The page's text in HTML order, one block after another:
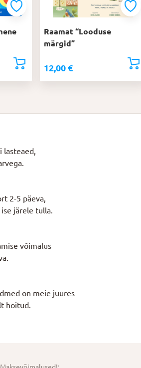
Raamat “Looduse
märgid”
12,00 €
lasteaed,
2-5 päeva,
ise järele tulla.
võimalus
on meie juures
hoitud.